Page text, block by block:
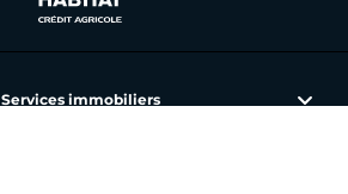
Services immobiliers